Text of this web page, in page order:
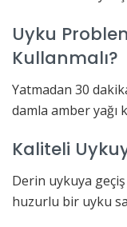
Uyku
Kullanmalı?
Yatmadan 30
damla amber
Kaliteli
Derin uykuya
huzurlu bir uyku